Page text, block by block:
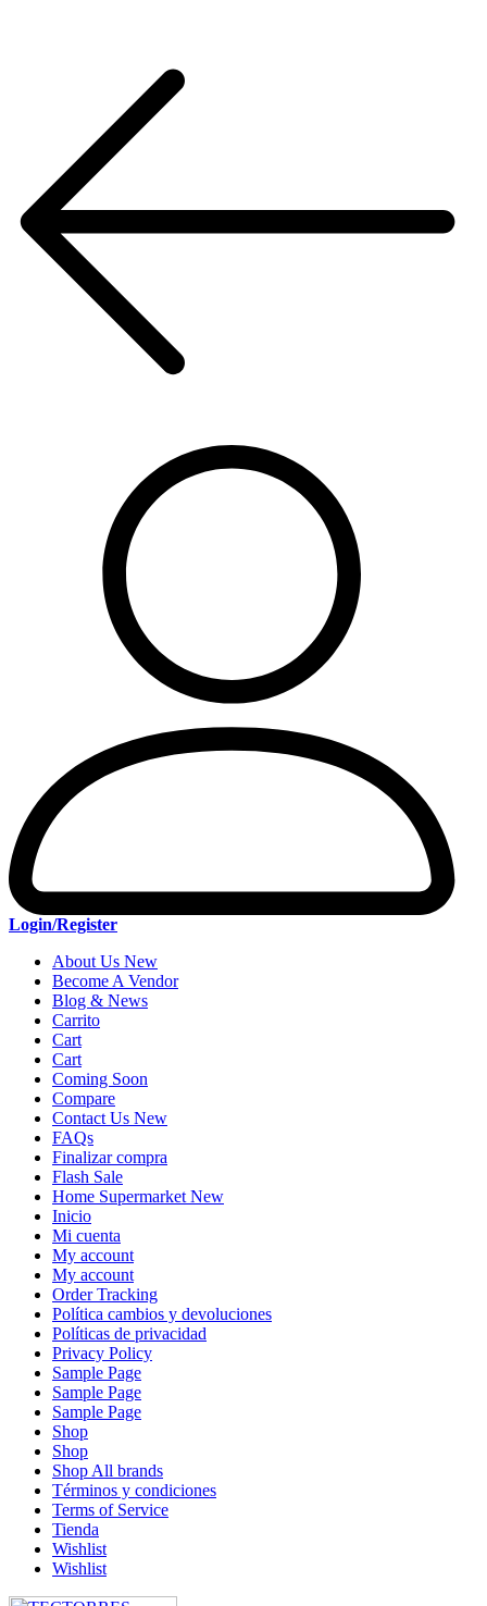
Login/Register
About Us New
Become A Vendor
Blog & News
Carrito
Cart
Cart
Coming Soon
Compare
Contact Us New
FAQs
Finalizar compra
Flash Sale
Home Supermarket New
Inicio
Mi cuenta
My account
My account
Order Tracking
Política cambios y devoluciones
Políticas de privacidad
Privacy Policy
Sample Page
Sample Page
Sample Page
Shop
Shop
Shop All brands
Términos y condiciones
Terms of Service
Tienda
Wishlist
Wishlist